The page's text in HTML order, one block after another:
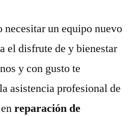
necesitar un equipo nuevo
el disfrute de y bienestar
y con gusto te
asistencia profesional de
reparación de